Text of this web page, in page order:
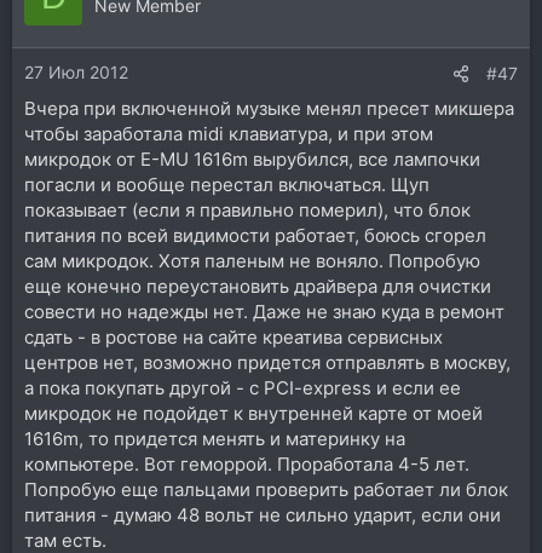
New Member
27 Июл 2012 #47
Вчера при включенной музыке менял пресет микшера
чтобы заработала midi клавиатура, и при этом
микродок от E-MU 1616m вырубился, все лампочки
погасли и вообще перестал включаться. Щуп
показывает (если я правильно померил), что блок
питания по всей видимости работает, боюсь сгорел
сам микродок. Хотя паленым не воняло. Попробую
еще конечно переустановить драйвера для очистки
совести но надежды нет. Даже не знаю куда в ремонт
сдать - в ростове на сайте креатива сервисных
центров нет, возможно придется отправлять в москву,
а пока покупать другой - с PCI-express и если ее
микродок не подойдет к внутренней карте от моей
1616m, то придется менять и материнку на
компьютере. Вот геморрой. Проработала 4-5 лет.
Попробую еще пальцами проверить работает ли блок
питания - думаю 48 вольт не сильно ударит, если они
там есть.